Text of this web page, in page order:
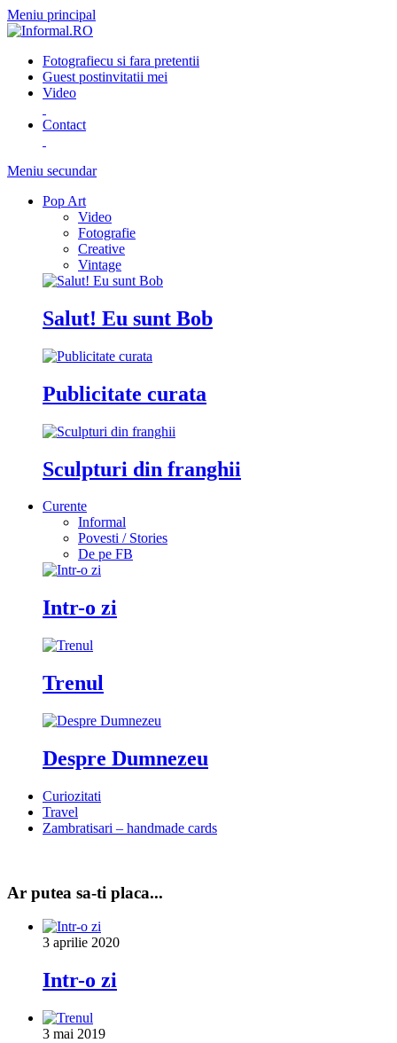
Meniu principal
Fotografiecu si fara pretentii
Guest postinvitatii mei
Video
Contact
Meniu secundar
Pop Art
Video
Fotografie
Creative
Vintage
Salut! Eu sunt Bob
Publicitate curata
Sculpturi din franghii
Curente
Informal
Povesti / Stories
De pe FB
Intr-o zi
Trenul
Despre Dumnezeu
Curiozitati
Travel
Zambratisari – handmade cards
Ar putea sa-ti placa...
3 aprilie 2020
Intr-o zi
3 mai 2019